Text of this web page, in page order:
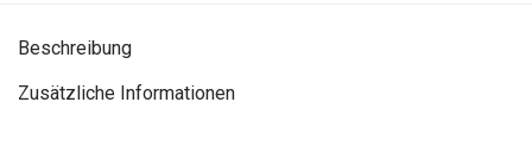
Beschreibung
Zusätzliche Informationen